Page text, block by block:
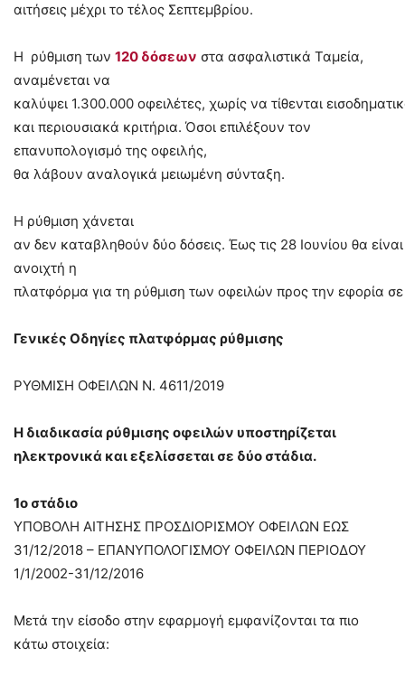
αιτήσεις μέχρι το τέλος Σεπτεμβρίου.
Η ρύθμιση των 120 δόσεων στα ασφαλιστικά Ταμεία,
αναμένεται να
καλύψει 1.300.000 οφειλέτες, χωρίς να τίθενται
και περιουσιακά κριτήρια. Όσοι επιλέξουν τον
επανυπολογισμό της οφειλής,
θα λάβουν αναλογικά μειωμένη σύνταξη.
Η ρύθμιση χάνεται
αν δεν καταβληθούν δύο δόσεις. Έως τις 28 Ιουνίου θα είναι
ανοιχτή η
πλατφόρμα για τη ρύθμιση των οφειλών προς την εφορία
Γενικές Οδηγίες πλατφόρμας ρύθμισης
ΡΥΘΜΙΣΗ ΟΦΕΙΛΩΝ Ν. 4611/2019
Η διαδικασία ρύθμισης οφειλών υποστηρίζεται
ηλεκτρονικά και εξελίσσεται σε δύο στάδια.
1ο στάδιο
ΥΠΟΒΟΛΗ ΑΙΤΗΣΗΣ ΠΡΟΣΔΙΟΡΙΣΜΟΥ ΟΦΕΙΛΩΝ ΕΩΣ
31/12/2018 – ΕΠΑΝΥΠΟΛΟΓΙΣΜΟΥ ΟΦΕΙΛΩΝ ΠΕΡΙΟΔΟΥ
1/1/2002-31/12/2016
Μετά την είσοδο στην εφαρμογή εμφανίζονται τα πιο
κάτω στοιχεία: